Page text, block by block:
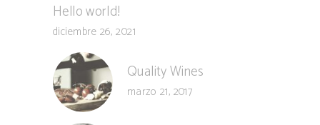
Hello world!
diciembre 26, 2021
Quality Wines
marzo 21, 2017